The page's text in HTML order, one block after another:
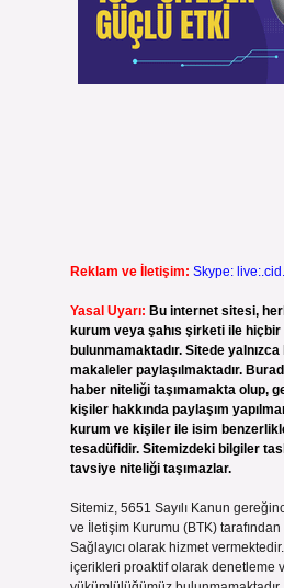
Reklam ve İletişim: Skype:
Yasal Uyarı: Bu internet sitesi,
kurum veya şahıs şirketi ile hiçbir
bulunmamaktadır. Sitede yalnızca
makaleler paylaşılmaktadır.
haber niteliği taşımamakta olup,
kişiler hakkında paylaşım
kurum ve kişiler ile isim
tesadüfidir. Sitemizdeki bilgiler
tavsiye niteliği taşımazlar.
Sitemiz, 5651 Sayılı Kanun
ve İletişim Kurumu (BTK)
Sağlayıcı olarak hizmet
içerikleri proaktif olarak denetleme